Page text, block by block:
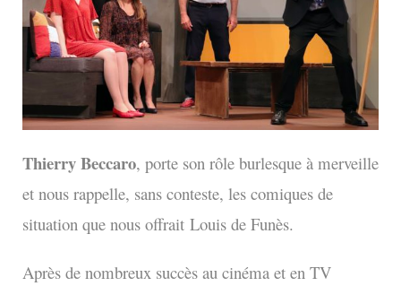
Thierry Beccaro, porte son rôle burlesque à merveille
et nous rappelle, sans conteste, les comiques de
situation que nous offrait Louis de Funès.
Après de nombreux succès au cinéma et en TV